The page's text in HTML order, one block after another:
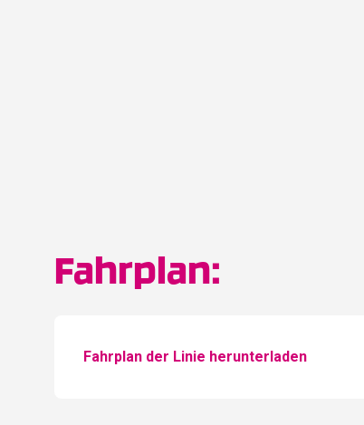
Fahrplan:
Fahrplan der Linie herunterladen